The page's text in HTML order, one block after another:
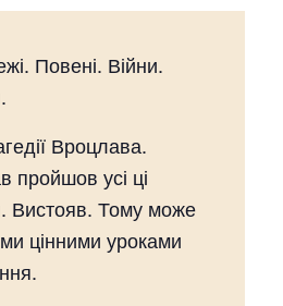
Повені. Війни.
Вроцлава.
пройшов усі ці
Вистояв. Тому може
цінними уроками